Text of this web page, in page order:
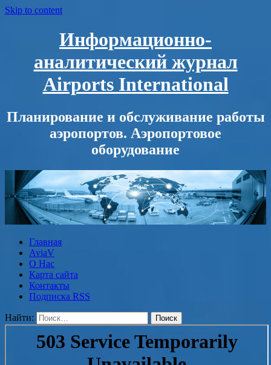
Skip to content
Информационно-
аналитический журнал
Airports International
Планирование и обслуживание работы
аэропортов. Аэропортовое
оборудование
Главная
AviaV
О Нас
Карта сайта
Контакты
Подписка RSS
Найти: